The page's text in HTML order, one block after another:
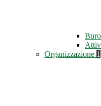
Organizzazione 1